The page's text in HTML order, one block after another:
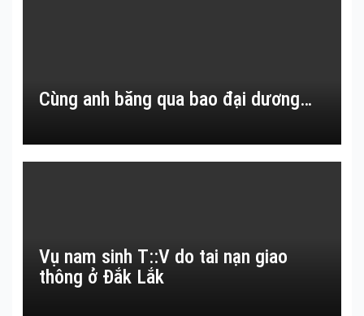
Cùng anh băng qua bao đại dương…
Vụ nam sinh T::V do tai nạn giao
thông ở Đắk Lắk